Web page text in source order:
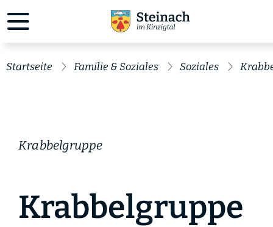
Startseite Familie & Soziales Soziales
Krabbelgruppe
Krabbelgruppe